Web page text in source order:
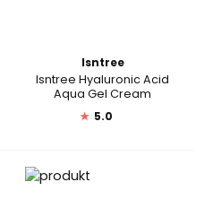
Isntree
Isntree Hyaluronic Acid
Aqua Gel Cream
★ 5.0